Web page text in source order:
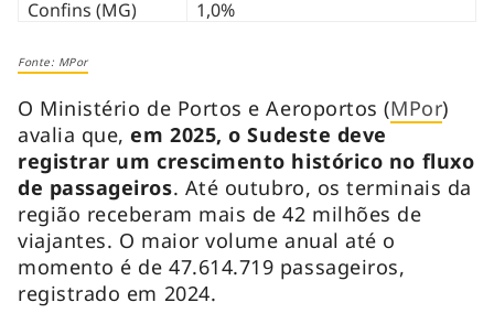
Confins (MG) 1,0%
Fonte: MPor
O Ministério de Portos e Aeroportos (MPor)
avalia que,em 2025, o Sudeste deve
registrar um crescimento histórico no fluxo
de passageiros. Até outubro, os terminais da
região receberam mais de 42 milhões de
viajantes. O maior volume anual até o
momento é de 47.614.719 passageiros,
registrado em 2024.